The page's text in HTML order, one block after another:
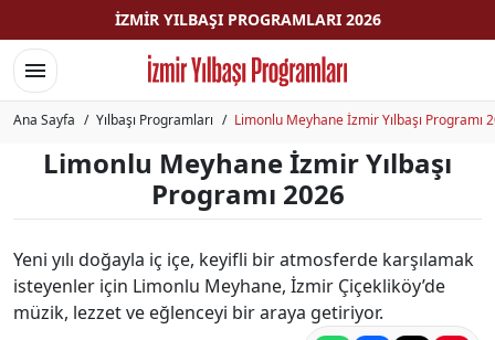
İZMIR YILBAŞI PROGRAMLARI 2026
Menüyü aç/Menüyü kapat
Ana Sayfa Yılbaşı Programları Limonlu Meyhane İzmir Yılbaşı Programı
Limonlu Meyhane İzmir Yılbaşı
Programı 2026
Yeni yılı doğayla iç içe, keyifli bir atmosferde karşılamak
isteyenler için Limonlu Meyhane, İzmir Çiçekliköy’de
müzik, lezzet ve eğlenceyi bir araya getiriyor.